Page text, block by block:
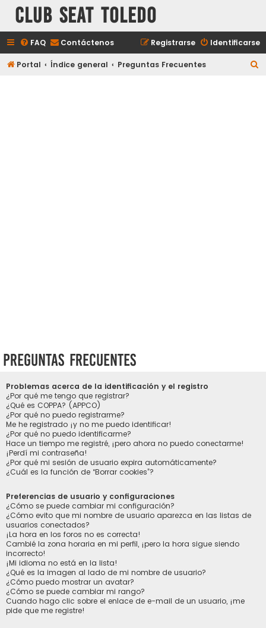
Club Seat Toledo
FAQ Contáctenos Identificarse
Registrarse
Portal Índice general Preguntas Frecuentes
Preguntas Frecuentes
Problemas acerca de la identificación y el registro
¿Por qué me tengo que registrar?
¿Qué es COPPA? (APPCO)
¿Por qué no puedo registrarme?
Me he registrado ¡y no me puedo identificar!
¿Por qué no puedo identificarme?
Hace un tiempo me registré, ¡pero ahora no puedo conectarme!
¡Perdí mi contraseña!
¿Por qué mi sesión de usuario expira automáticamente?
¿Cuál es la función de “Borrar cookies”?
Preferencias de usuario y configuraciones
¿Cómo se puede cambiar mi configuración?
¿Cómo evito que mi nombre de usuario aparezca en las listas de
usuarios conectados?
¡La hora en los foros no es correcta!
Cambié la zona horaria en mi perfil, ¡pero la hora sigue siendo
incorrecto!
¡Mi idioma no está en la lista!
¿Qué es la imagen al lado de mi nombre de usuario?
¿Cómo puedo mostrar un avatar?
¿Cómo se puede cambiar mi rango?
Cuando hago clic sobre el enlace de e-mail de un usuario, ¡me
pide que me registre!